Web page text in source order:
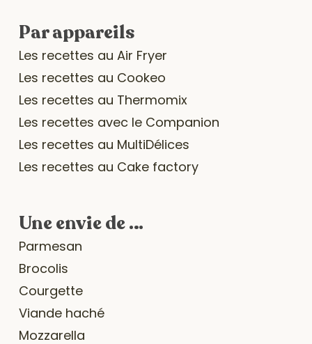
Par appareils
Les recettes au Air Fryer
Les recettes au Cookeo
Les recettes au Thermomix
Les recettes avec le Companion
Les recettes au MultiDélices
Les recettes au Cake factory
Une envie de …
Parmesan
Brocolis
Courgette
Viande haché
Mozzarella